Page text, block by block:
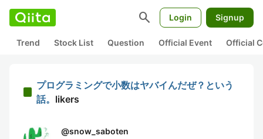
search Login Signup
Trend Stock List Question Official Event Official
プログラミングで小数はヤバイんだぜ？という
話。 likers
@snow_saboten